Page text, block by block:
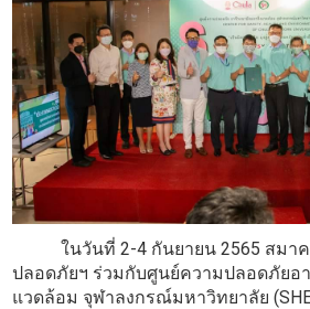
ในวันที่ 2-4 กันยายน 2565 สมาค
ปลอดภัย​ฯ​ ร่วมกับศูนย์ความปลอดภัยอ
แวดล้อม จุฬาลงกรณ์มหาวิทยาลัย​